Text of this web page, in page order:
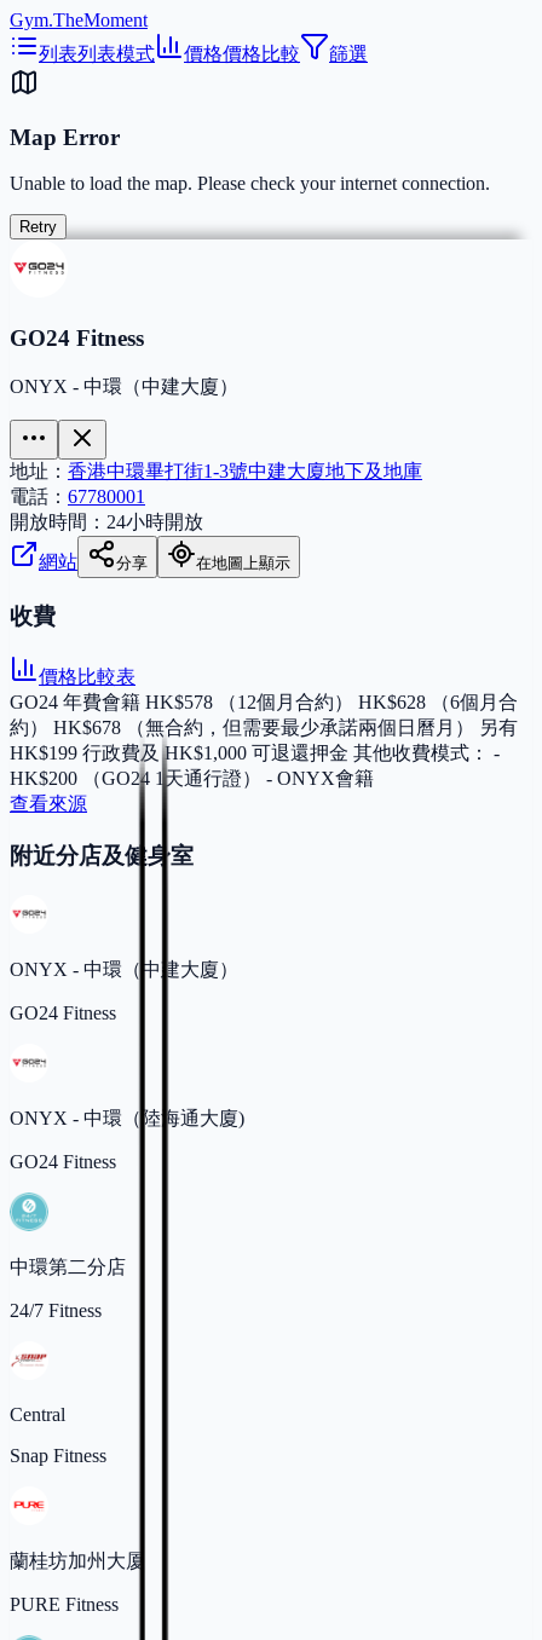
Gym.TheMoment
列表列表模式 價格價格比較 篩選
Map Error
Unable to load the map. Please check your internet connection.
Retry
GO24 Fitness
ONYX - 中環（中建大廈）
地址： 香港中環畢打街1-3號中建大廈地下及地庫
電話： 67780001
開放時間： 24小時開放
網站
分享 在地圖上顯示
收費
價格比較表
GO24 年費會籍 HK$578 （12個月合約） HK$628 （6個月合
約） HK$678 （無合約，但需要最少承諾兩個日曆月） 另有
HK$199 行政費及 HK$1,000 可退還押金 其他收費模式： -
HK$200 （GO24 1天通行證） - ONYX會籍
查看來源
附近分店及健身室
ONYX - 中環（中建大廈）
GO24 Fitness
ONYX - 中環（陸海通大廈)
GO24 Fitness
中環第二分店
24/7 Fitness
Central
Snap Fitness
蘭桂坊加州大厦
PURE Fitness